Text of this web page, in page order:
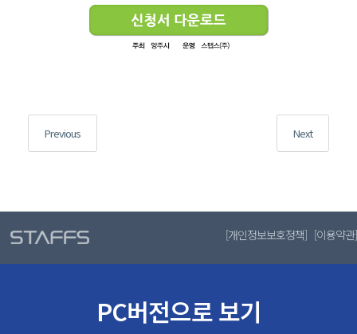
내비게이션
Previous
post:
NextNext
post:
[개인정보보호정책] [이용약관]
PC버전으로 보기